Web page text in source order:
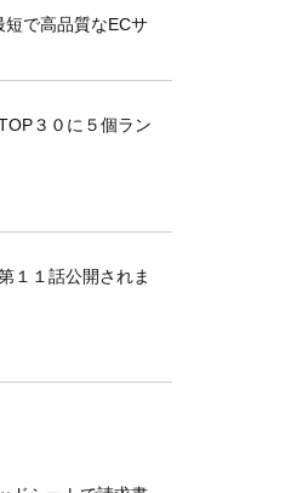
で高品質なECサ
３０に５個ラン
１１話公開されま